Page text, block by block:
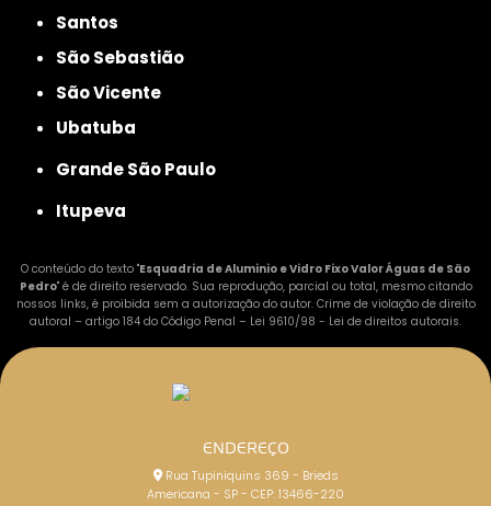
Santos
São Sebastião
São Vicente
Ubatuba
Grande São Paulo
Itupeva
O conteúdo do texto "Esquadria de Aluminio e Vidro Fixo Valor Águas de São
Pedro" é de direito reservado. Sua reprodução, parcial ou total, mesmo citando
nossos links, é proibida sem a autorização do autor. Crime de violação de direito
autoral – artigo 184 do Código Penal – Lei 9610/98 - Lei de direitos autorais.
ENDEREÇO
Rua Tupiniquins 369 - Brieds
Americana - SP - CEP: 13466-220